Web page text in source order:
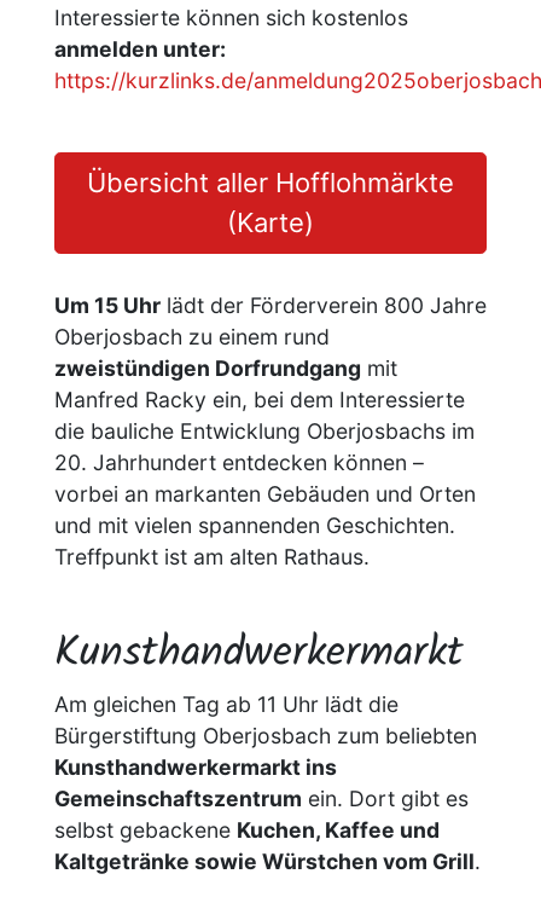
Interessierte können sich kostenlos
anmelden unter:
https://kurzlinks.de/anmeldung2025oberjosbach
Übersicht aller Hofflohmärkte
(Karte)
Um 15 Uhr lädt der Förderverein 800 Jahre
Oberjosbach zu einem rund
zweistündigen Dorfrundgang mit
Manfred Racky ein, bei dem Interessierte
die bauliche Entwicklung Oberjosbachs im
20. Jahrhundert entdecken können –
vorbei an markanten Gebäuden und Orten
und mit vielen spannenden Geschichten.
Treffpunkt ist am alten Rathaus.
Kunsthandwerkermarkt
Am gleichen Tag ab 11 Uhr lädt die
Bürgerstiftung Oberjosbach zum beliebten
Kunsthandwerkermarkt ins
Gemeinschaftszentrum ein. Dort gibt es
selbst gebackene Kuchen, Kaffee und
Kaltgetränke sowie Würstchen vom Grill.